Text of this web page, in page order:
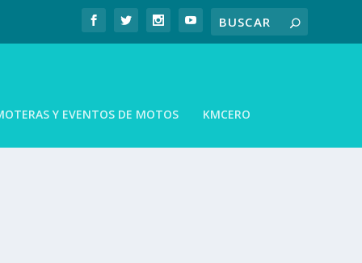
Y EVENTOS DE MOTOS KMCERO